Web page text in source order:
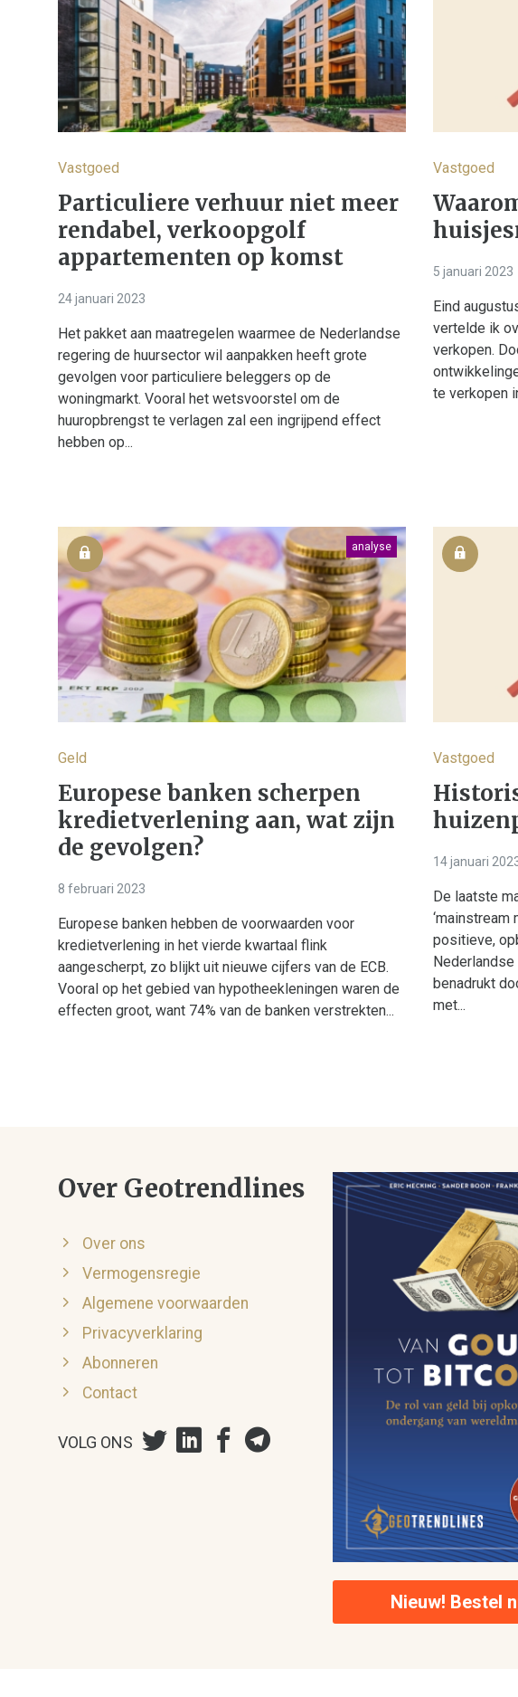
Vastgoed
Particuliere verhuur niet meer
rendabel, verkoopgolf
appartementen op komst
24 januari 2023
Het pakket aan maatregelen waarmee de Nederlandse
regering de huursector wil aanpakken heeft grote
gevolgen voor particuliere beleggers op de
woningmarkt. Vooral het wetsvoorstel om de
huuropbrengst te verlagen zal een ingrijpend effect
hebben op...
Vastgoed
5 januari 2023
Eind
vertelde ik
verkopen.
te verkopen
analyse
Geld
Europese banken scherpen
kredietverlening aan, wat zijn
de gevolgen?
8 februari 2023
Europese banken hebben de voorwaarden voor
kredietverlening in het vierde kwartaal flink
aangescherpt, zo blijkt uit nieuwe cijfers van de ECB.
Vooral op het gebied van hypotheekleningen waren de
effecten groot, want 74% van de banken verstrekten...
Vastgoed
14 januari
De laatste
‘mainstream
positieve,
benadrukt
met...
Over Geotrendlines
Over ons
Vermogensregie
Algemene voorwaarden
Privacyverklaring
Abonneren
Contact
VOLG ONS
Nieuw! Bestel